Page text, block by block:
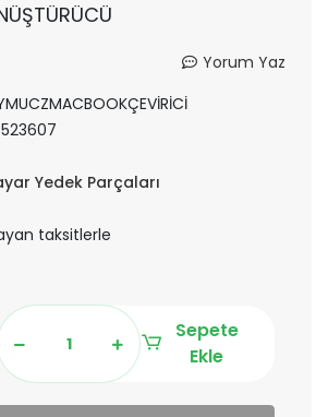
Yorum Yaz
Yedek Parçaları
taksitlerle
Sepete
Ekle